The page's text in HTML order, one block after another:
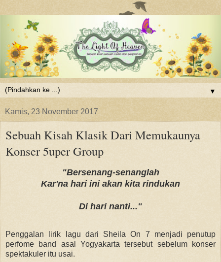
▼
Kamis, 23 November 2017
Sebuah Kisah Klasik Dari Memukaunya
Konser 5uper Group
"Bersenang-senanglah
Kar'na hari ini akan kita rindukan
Di hari nanti..."
Penggalan lirik lagu dari Sheila On 7 menjadi penutup
perfome band asal Yogyakarta tersebut sebelum konser
spektakuler itu usai.